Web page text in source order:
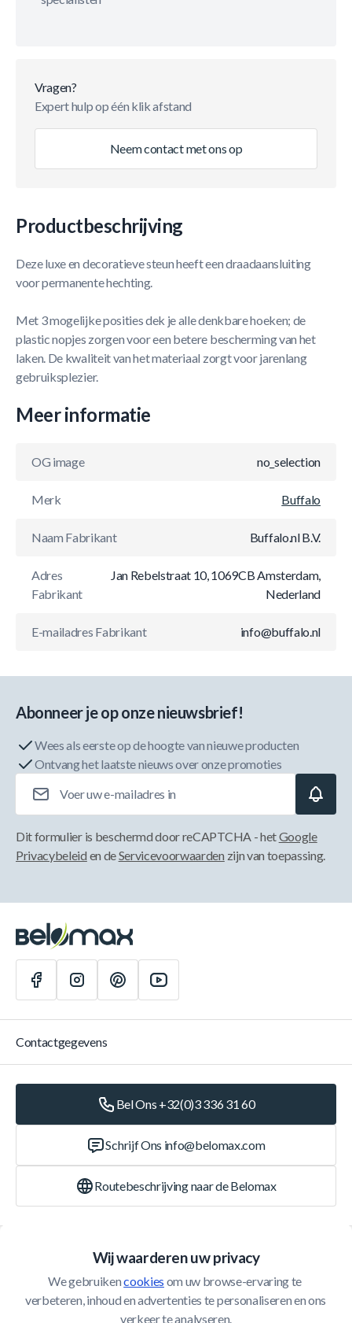
Vragen?
Expert hulp op één klik afstand
Neem contact met ons op
Productbeschrijving
Deze luxe en decoratieve steun heeft een draadaansluiting
voor permanente hechting.
Met 3 mogelijke posities dek je alle denkbare hoeken; de
plastic nopjes zorgen voor een betere bescherming van het
laken. De kwaliteit van het materiaal zorgt voor jarenlang
gebruiksplezier.
Meer informatie
OG image no_selection
Merk Buffalo
Naam Fabrikant Buffalo.nl B.V.
Adres
Fabrikant
Jan Rebelstraat 10, 1069CB Amsterdam,
Nederland
E-mailadres Fabrikant info@buffalo.nl
Wij waarderen uw privacy
We gebruiken cookies om uw browse-ervaring te
verbeteren, inhoud en advertenties te personaliseren en ons
verkeer te analyseren.
Abonneer je op onze nieuwsbrief!
Wees als eerste op de hoogte van nieuwe producten
Ontvang het laatste nieuws over onze promoties
Dit formulier is beschermd door reCAPTCHA - hetGoogle
Privacybeleid en deServicevoorwaarden zijn van toepassing.
Klantenservice
Contactgegevens
Bel Ons +32(0)3 336 31 60
Schrijf Ons info@belomax.com
Routebeschrijving naar de Belomax